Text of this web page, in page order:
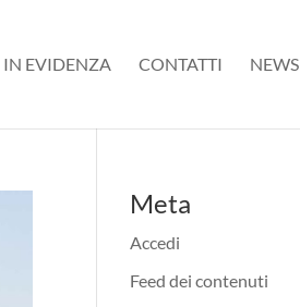
IN EVIDENZA CONTATTI NEWS
Meta
Accedi
Feed dei contenuti